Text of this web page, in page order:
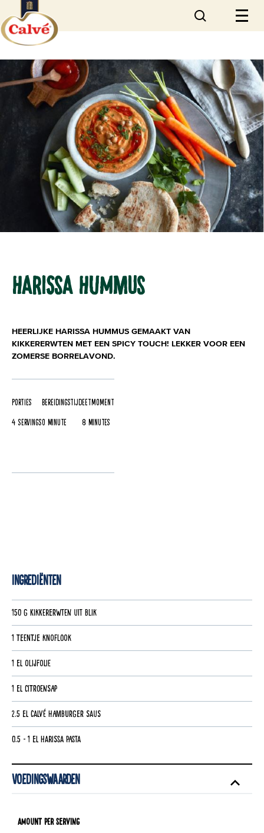
HARISSA HUMMUS
HEERLIJKE HARISSA HUMMUS GEMAAKT VAN
KIKKERERWTEN MET EEN SPICY TOUCH! LEKKER VOOR EEN
ZOMERSE BORRELAVOND.
Porties
4 servings
Bereidingstijd
0 Minute
Eetmoment
8 Minutes
Ingrediënten
150 g kikkererwten uit blik
1 teentje knoflook
1 el olijfolie
1 el citroensap
2.5 el Calvé Hamburger Saus
0.5 - 1 el harissa pasta
Voedingswaarden
Amount per Serving